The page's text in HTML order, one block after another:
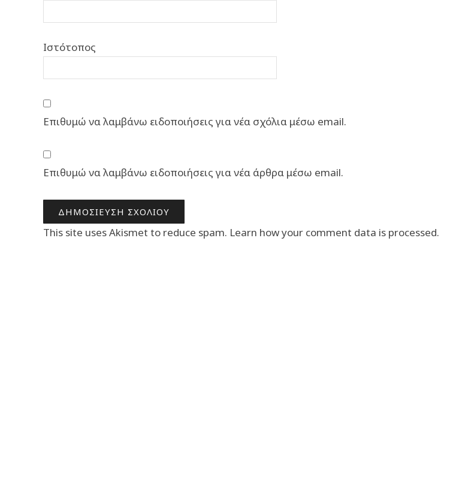
Ιστότοπος
Επιθυμώ να λαμβάνω ειδοποιήσεις για νέα σχόλια μέσω email.
Επιθυμώ να λαμβάνω ειδοποιήσεις για νέα άρθρα μέσω email.
This site uses Akismet to reduce spam. Learn how your comment data is processed.